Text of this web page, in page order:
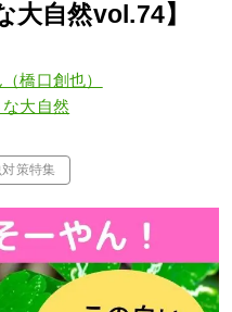
大自然vol.74】
橋口創也）
大自然
策特集